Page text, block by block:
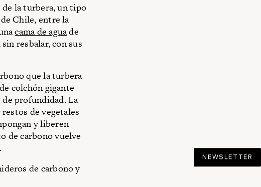
de la turbera, un tipo
Chile, entre la
cama de aguade
resbalar, con sus
que la turbera
colchón gigante
profundidad. La
de vegetales
y liberen
de carbono vuelve
de carbono y
NEWSLETTER